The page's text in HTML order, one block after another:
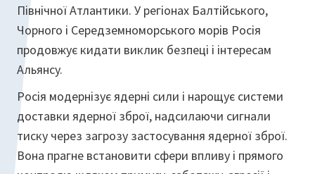
Північної Атлантики. У регіонах Балтійського,
Чорного і Середземноморського морів Росія
продовжує кидати виклик безпеці і інтересам
Альянсу.
Росія модернізує ядерні сили і нарощує системи
доставки ядерної зброї, надсилаючи сигнали
тиску через загрозу застосування ядерної зброї.
Вона прагне встановити сфери впливу і прямого